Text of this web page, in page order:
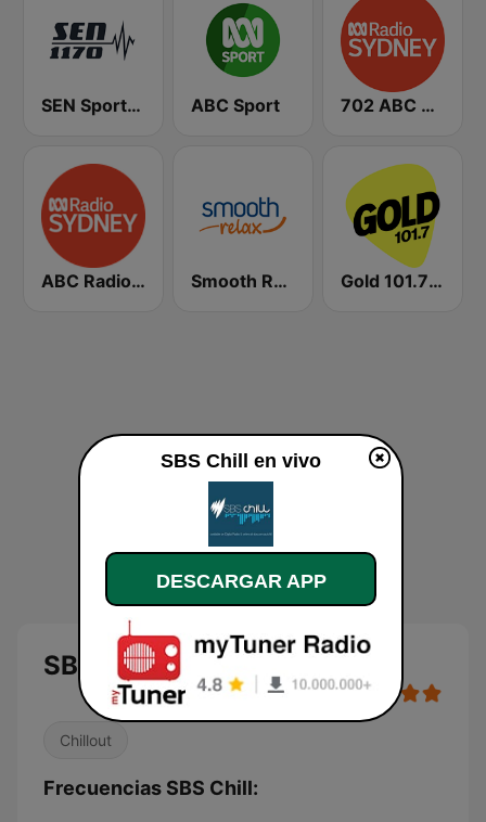
SEN Sports 1170 Sydney ABC Sport 702 ABC Sydney
ABC Radio Sydney Smooth Relax Gold 101.7 FM
SBS Chill
Chillout
Frecuencias SBS Chill:
SBS Chill en vivo
DESCARGAR APP